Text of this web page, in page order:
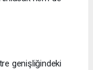
genişliğindeki